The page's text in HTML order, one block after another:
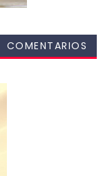
COMENTARIOS